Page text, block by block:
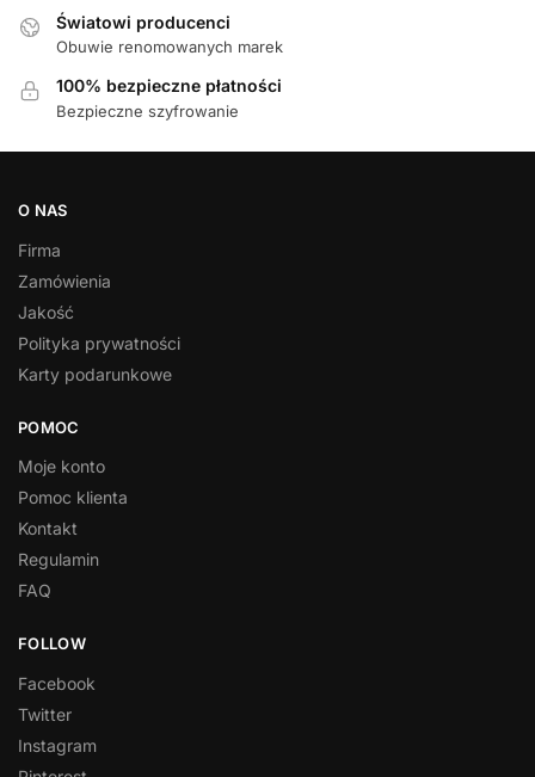
Światowi producenci
Obuwie renomowanych marek
100% bezpieczne płatności
Bezpieczne szyfrowanie
O NAS
Firma
Zamówienia
Jakość
Polityka prywatności
Karty podarunkowe
POMOC
Moje konto
Pomoc klienta
Kontakt
Regulamin
FAQ
FOLLOW
Facebook
Twitter
Instagram